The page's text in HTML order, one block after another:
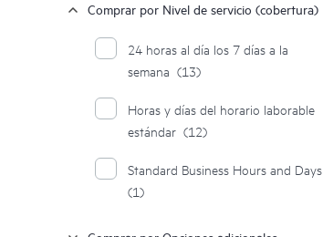
Comprar por Nivel de servicio (cobertura)
24 horas al día los 7 días a la
semana (13)
Horas y días del horario laborable
estándar (12)
Standard Business Hours and Days
(1)